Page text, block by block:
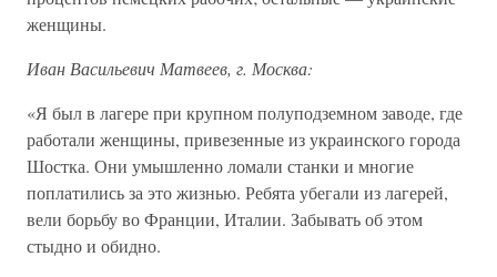
женщины.
Иван Васильевич Матвеев, г. Москва:
«Я был в лагере при крупном полуподземном заводе, где
работали женщины, привезенные из украинского города
Шостка. Они умышленно ломали станки и многие
поплатились за это жизнью. Ребята убегали из лагерей,
вели борьбу во Франции, Италии. Забывать об этом
стыдно и обидно.